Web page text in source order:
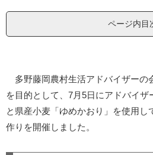
ページ内目
多野藤岡農村生活アドバイザーの
を目的として、7月5日にアドバイ
と県産小麦「ゆめかおり」を使用し
作りを開催しました。